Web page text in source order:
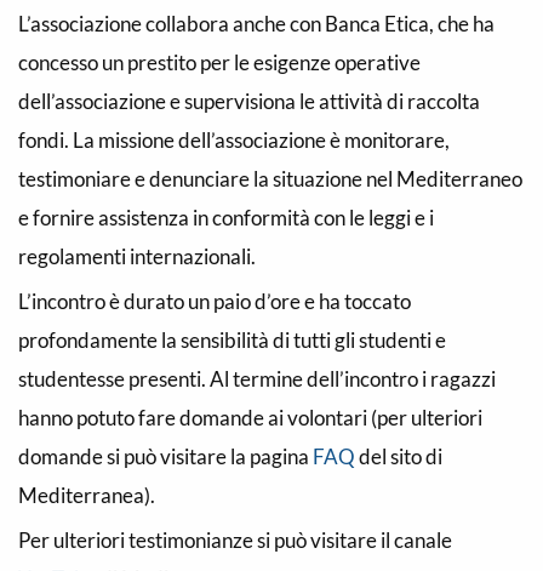
L’associazione collabora anche con Banca Etica, che ha
concesso un prestito per le esigenze operative
dell’associazione e supervisiona le attività di raccolta
fondi. La missione dell’associazione è monitorare,
testimoniare e denunciare la situazione nel Mediterraneo
e fornire assistenza in conformità con le leggi e i
regolamenti internazionali.
L’incontro è durato un paio d’ore e ha toccato
profondamente la sensibilità di tutti gli studenti e
studentesse presenti. Al termine dell’incontro i ragazzi
hanno potuto fare domande ai volontari (per ulteriori
domande si può visitare la pagina FAQdel sito di
Mediterranea).
Per ulteriori testimonianze si può visitare il canale